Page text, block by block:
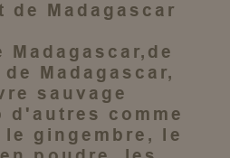
de Madagascar
Madagascar,de
Madagascar,
sauvage
d'autres comme
le gingembre , le